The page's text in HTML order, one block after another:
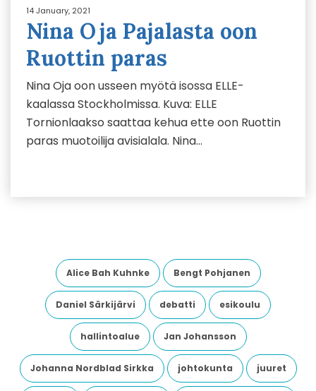
14 January, 2021
Nina Oja Pajalasta oon
Ruottin paras
Nina Oja oon usseen myötä isossa ELLE-
kaalassa Stockholmissa. Kuva: ELLE
Tornionlaakso saattaa kehua ette oon Ruottin
paras muotoilija avisialala. Nina…
Alice Bah Kuhnke Bengt Pohjanen
Daniel Särkijärvi debatti esikoulu
hallintoalue Jan Johansson
Johanna Nordblad Sirkka johtokunta juuret